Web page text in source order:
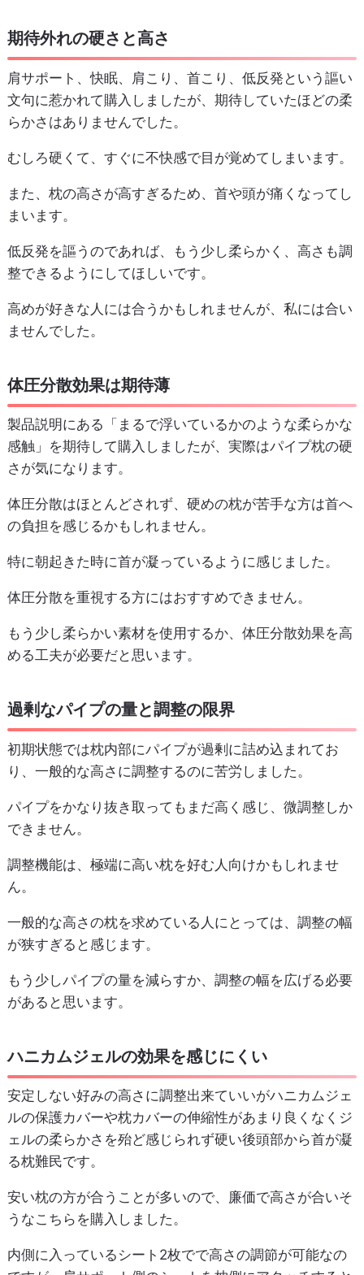
期待外れの硬さと高さ
肩サポート、快眠、肩こり、首こり、低反発という謳い
文句に惹かれて購入しましたが、期待していたほどの柔
らかさはありませんでした。
むしろ硬くて、すぐに不快感で目が覚めてしまいます。
また、枕の高さが高すぎるため、首や頭が痛くなってし
まいます。
低反発を謳うのであれば、もう少し柔らかく、高さも調
整できるようにしてほしいです。
高めが好きな人には合うかもしれませんが、私には合い
ませんでした。
体圧分散効果は期待薄
製品説明にある「まるで浮いているかのような柔らかな
感触」を期待して購入しましたが、実際はパイプ枕の硬
さが気になります。
体圧分散はほとんどされず、硬めの枕が苦手な方は首へ
の負担を感じるかもしれません。
特に朝起きた時に首が凝っているように感じました。
体圧分散を重視する方にはおすすめできません。
もう少し柔らかい素材を使用するか、体圧分散効果を高
める工夫が必要だと思います。
過剰なパイプの量と調整の限界
初期状態では枕内部にパイプが過剰に詰め込まれてお
り、一般的な高さに調整するのに苦労しました。
パイプをかなり抜き取ってもまだ高く感じ、微調整しか
できません。
調整機能は、極端に高い枕を好む人向けかもしれませ
ん。
一般的な高さの枕を求めている人にとっては、調整の幅
が狭すぎると感じます。
もう少しパイプの量を減らすか、調整の幅を広げる必要
があると思います。
ハニカムジェルの効果を感じにくい
安定しない好みの高さに調整出来ていいがハニカムジェ
ルの保護カバーや枕カバーの伸縮性があまり良くなくジ
ェルの柔らかさを殆ど感じられず硬い後頭部から首が凝
る枕難民です。
安い枕の方が合うことが多いので、廉価で高さが合いそ
うなこちらを購入しました。
内側に入っているシート2枚でで高さの調節が可能なの